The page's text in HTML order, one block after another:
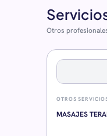
Otros
OTROS
MASAJES